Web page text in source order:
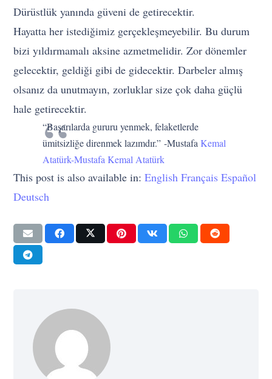
Dürüstlük yanında güveni de getirecektir.
Hayatta her istediğimiz gerçekleşmeyebilir. Bu durum
bizi yıldırmamalı aksine azmetmelidir. Zor dönemler
gelecektir, geldiği gibi de gidecektir. Darbeler almış
olsanız da unutmayın, zorluklar size çok daha güçlü
hale getirecektir.
“Başarılarda gururu yenmek, felaketlerde
ümitsizliğe direnmek lazımdır.” -MustafaKemal
Atatürk-Mustafa Kemal Atatürk
This post is also available in:English Français Español
Deutsch